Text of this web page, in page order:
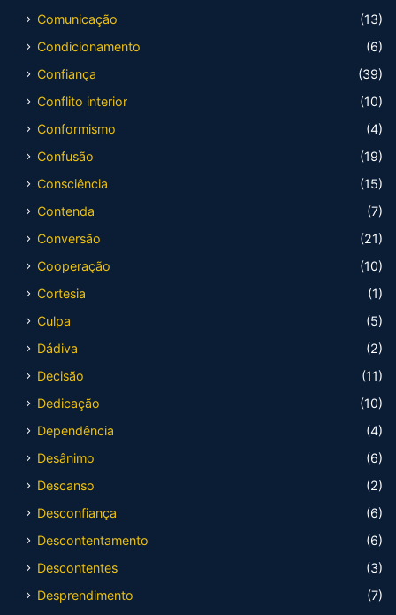
Comunicação
(13)
Condicionamento
(6)
Confiança
(39)
Conflito interior
(10)
Conformismo
(4)
Confusão
(19)
Consciência
(15)
Contenda
(7)
Conversão
(21)
Cooperação
(10)
Cortesia
(1)
Culpa
(5)
Dádiva
(2)
Decisão
(11)
Dedicação
(10)
Dependência
(4)
Desânimo
(6)
Descanso
(2)
Desconfiança
(6)
Descontentamento
(6)
Descontentes
(3)
Desprendimento
(7)